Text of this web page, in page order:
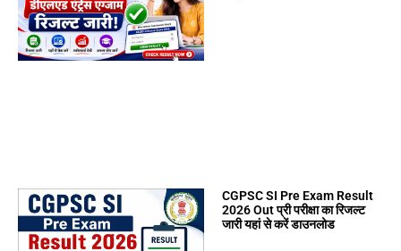
CGPSC SI Pre Exam Result
2026 Out प्री परीक्षा का रिजल्ट
जारी यहां से करें डाउनलोड